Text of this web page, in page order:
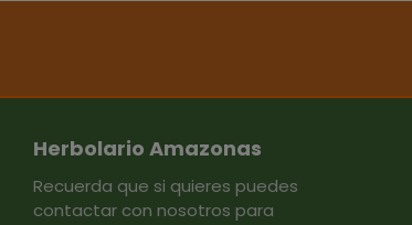
Herbolario Amazonas
Recuerda que si quieres puedes
contactar con nosotros para